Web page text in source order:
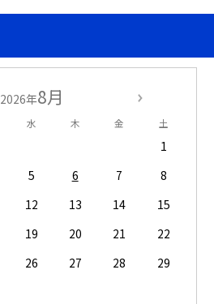
2026年8月
水 木 金 土
1
5 6 7
8
12 13 14
15
19 20 21
22
26 27 28
29